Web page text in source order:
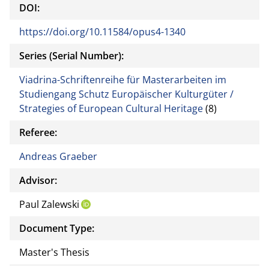
DOI:
https://doi.org/10.11584/opus4-1340
Series (Serial Number):
Viadrina-Schriftenreihe für Masterarbeiten im
Studiengang Schutz Europäischer Kulturgüter /
Strategies of European Cultural Heritage(8)
Referee:
Andreas Graeber
Advisor:
Paul Zalewski
Document Type:
Master's Thesis